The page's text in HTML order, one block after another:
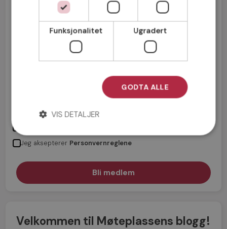
Jeg aksepterer Personvernreglene
Velkommen til Møteplassens blogg!
Funksjonalitet Ugradert
GODTA ALLE
VIS DETALJER